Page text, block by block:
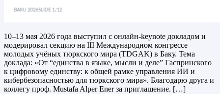
10–13 мая 2026 года выступил с онлайн-keynote докладом и
модерировал секцию на III Международном конгрессе
молодых учёных тюркского мира (TDGAK) в Баку. Тема
доклада: «От “единства в языке, мысли и деле” Гаспринского
к цифровому единству: к общей рамке управления ИИ и
кибербезопасностью для тюркского мира». Благодарю друга и
коллегу проф. Mustafa Alper Ener за приглашение. […]